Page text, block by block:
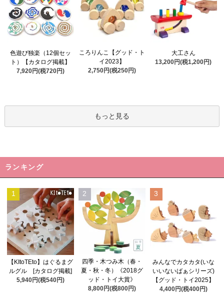
色遊び独楽（12個セッ
ト）【カタログ掲載】
7,920円(税720円)
ころりんこ【グッド・ト
イ2023】
2,750円(税250円)
大工さん
13,200円(税1,200円)
もっと見る
ランキング
1
【KItoTEto】はぐるまグ
ルグル [カタログ掲載]
5,940円(税540円)
2
四季・木つみ木（春・
夏・秋・冬）《2018グ
ッド・トイ大賞》
8,800円(税800円)
3
みんなでカタカタ(いな
いいないばぁシリーズ)
【グッド・トイ2025】
4,400円(税400円)